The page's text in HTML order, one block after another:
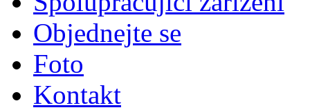
Objednejte se
Foto
Kontakt